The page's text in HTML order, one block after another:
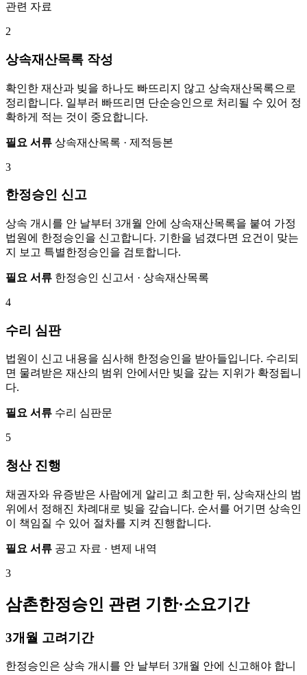
관련 자료
2
상속재산목록 작성
확인한 재산과 빚을 하나도 빠뜨리지 않고 상속재산목록으로
정리합니다. 일부러 빠뜨리면 단순승인으로 처리될 수 있어 정
확하게 적는 것이 중요합니다.
필요 서류 상속재산목록 · 제적등본
3
한정승인 신고
상속 개시를 안 날부터 3개월 안에 상속재산목록을 붙여 가정
법원에 한정승인을 신고합니다. 기한을 넘겼다면 요건이 맞는
지 보고 특별한정승인을 검토합니다.
필요 서류 한정승인 신고서 · 상속재산목록
4
수리 심판
법원이 신고 내용을 심사해 한정승인을 받아들입니다. 수리되
면 물려받은 재산의 범위 안에서만 빚을 갚는 지위가 확정됩니
다.
필요 서류 수리 심판문
5
청산 진행
채권자와 유증받은 사람에게 알리고 최고한 뒤, 상속재산의 범
위에서 정해진 차례대로 빚을 갚습니다. 순서를 어기면 상속인
이 책임질 수 있어 절차를 지켜 진행합니다.
필요 서류 공고 자료 · 변제 내역
3
삼촌한정승인 관련 기한·소요기간
3개월 고려기간
한정승인은 상속 개시를 안 날부터 3개월 안에 신고해야 합니